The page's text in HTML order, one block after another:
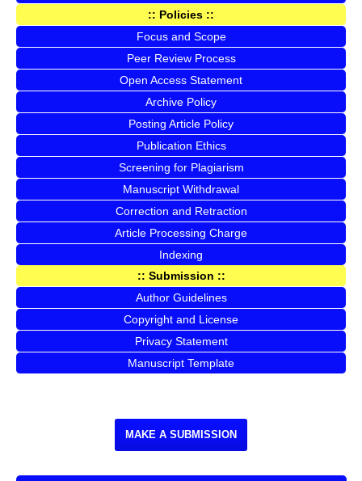
:: Policies ::
Focus and Scope
Peer Review Process
Open Access Statement
Archive Policy
Posting Article Policy
Publication Ethics
Screening for Plagiarism
Manuscript Withdrawal
Correction and Retraction
Article Processing Charge
Indexing
:: Submission ::
Author Guidelines
Copyright and License
Privacy Statement
Manuscript Template
MAKE A SUBMISSION